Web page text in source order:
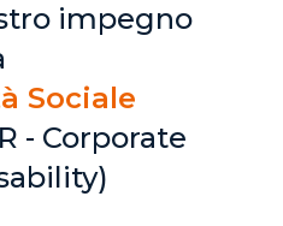
impegno
Sociale
- Corporate